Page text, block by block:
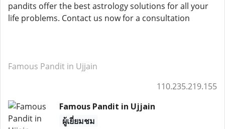
pandits offer the best astrology solutions for all your
life problems. Contact us now for a consultation
Famous Pandit in Ujjain
110.235.219.155
Famous Pandit in Ujjain
ผู้เยี่ยมชม